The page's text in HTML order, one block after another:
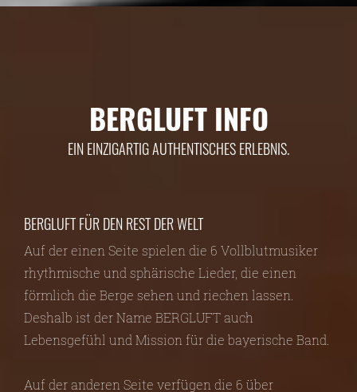
BERGLUFT INFO
EIN EINZIGARTIG AUTHENTISCHES ERLEBNIS.
BERGLUFT FÜR DEN REST DER WELT
Auf der einen Seite spielen die 6 Vollblutmusiker
rhythmische und sphärische Lieder, die einen
förmlich die Berge sehen und riechen lassen.
Deshalb ist der Name BERGLUFT auch
Lebensgefühl und Mission für die bayerische Band.
Auf der anderen Seite verfügen die 6 über